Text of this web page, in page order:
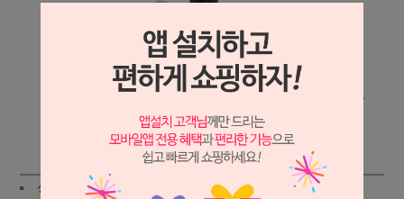
상세보기
상품가 : 109,000원 적립금:720원